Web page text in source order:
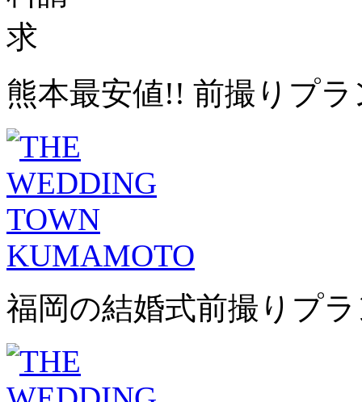
熊本最安値!! 前撮りプラ
福岡の結婚式前撮りプ